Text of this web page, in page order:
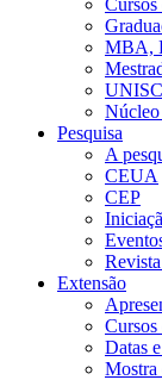
MBA,
Pesquisa
A
CEUA
CEP
Extensão
Datas
Mostra